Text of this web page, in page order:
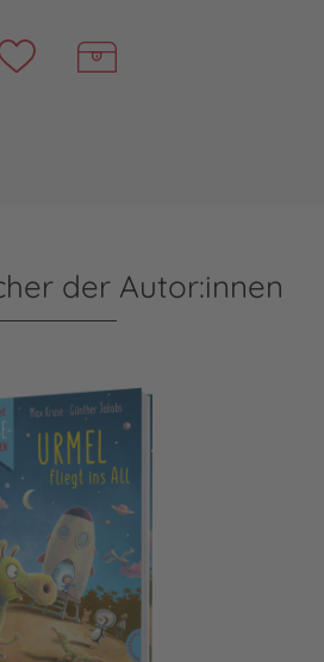
der Autor:innen
fliegt ins All